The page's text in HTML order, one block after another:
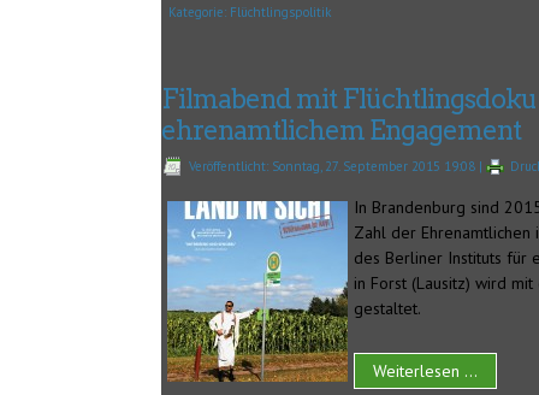
Kategorie: Flüchtlingspolitik
Filmabend mit Flüchtlingsdoku
ehrenamtlichem Engagement
Veröffentlicht: Sonntag, 27. September 2015 19:08 |
In Brandenburg sind
Zahl der
des Berliner Instituts für
in Forst (Lausitz) wird
gestaltet.
Weiterlesen ...